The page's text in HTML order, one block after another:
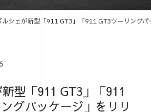
ルシェが新型「911 GT3」「911 GT3ツーリングパ
型「911 GT3」「911
グパッケージ」をリリ